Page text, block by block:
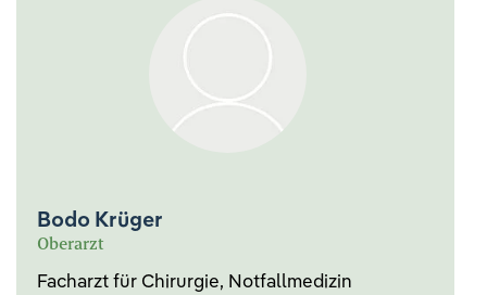
Bodo Krüger
Oberarzt
Facharzt für Chirurgie, Notfallmedizin